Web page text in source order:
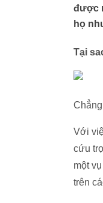
được
họ
Tại
Với
cứu
một
trên